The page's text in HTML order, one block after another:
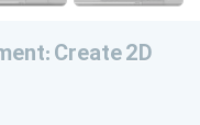
Create 2D